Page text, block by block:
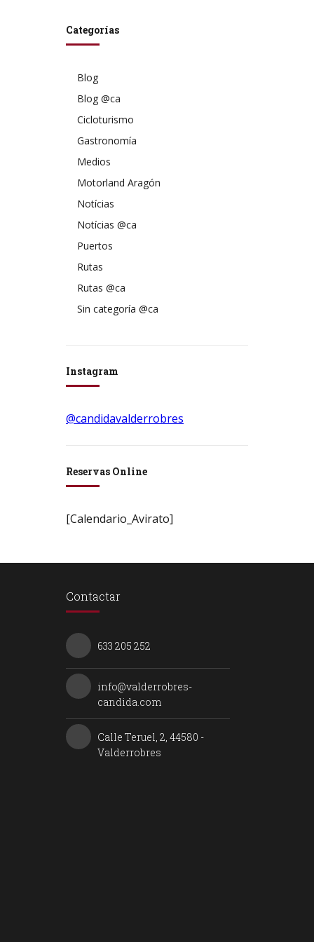
Categorías
Blog
Blog @ca
Cicloturismo
Gastronomía
Medios
Motorland Aragón
Notícias
Notícias @ca
Puertos
Rutas
Rutas @ca
Sin categoría @ca
Instagram
@candidavalderrobres
Reservas Online
[Calendario_Avirato]
Contactar
633 205 252
info@valderrobres-
candida.com
Calle Teruel, 2, 44580 -
Valderrobres